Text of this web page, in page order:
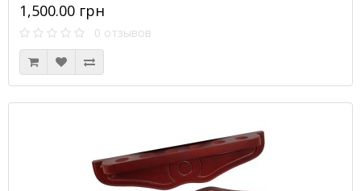
1,500.00 грн
0 отзывов